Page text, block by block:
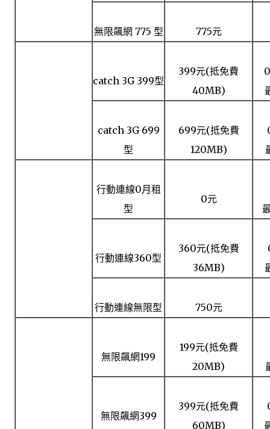
無限飆網 775 型 775元
catch 3G 399型
399元(抵免費
40MB)
catch 3G 699
型
699元(抵免費
120MB)
行動連線0月租
型
0元
行動連線360型
360元(抵免費
36MB)
行動連線無限型 750元
無限飆網199
199元(抵免費
20MB)
無限飆網399
399元(抵免費
60MB)